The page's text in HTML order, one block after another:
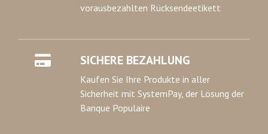
vorausbezahlten Rücksendeetikett
SICHERE BEZAHLUNG
Kaufen Sie Ihre Produkte in aller
Sicherheit mit SystemPay, der Lösung der
Banque Populaire